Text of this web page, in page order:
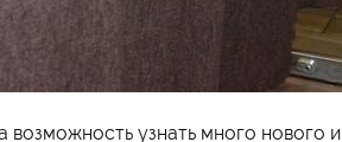
узнать много нового и